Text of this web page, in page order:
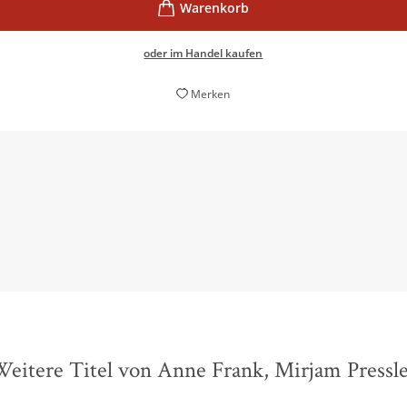
oder im Handel kaufen
Merken
Titel von Anne Frank, Mirjam